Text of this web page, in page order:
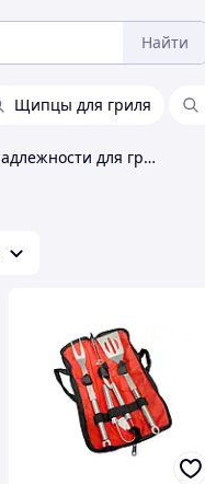
Найти
Щипцы для гриля
Наборы и принадлежности для гриля и тандыра Stenson